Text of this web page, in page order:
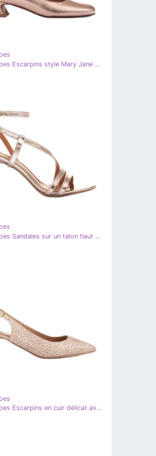
Marco Shoes Escarpins style Mary Jane doré
Marco Shoes Sandales sur un talon haut doré
Marco Shoes Escarpins en cuir délicat avec bride doré